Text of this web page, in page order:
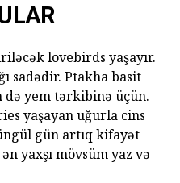
lovebirds yaşayır.
sadədir. Ptakha basit
də yem tərkibinə üçün.
yaşayan uğurla cins
gün artıq kifayət
yaxşı mövsüm yaz və